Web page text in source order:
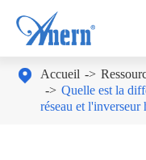
 Accueil
Quelle est la
réseau et